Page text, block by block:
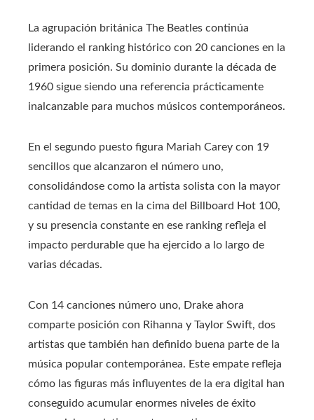
La agrupación británica The Beatles continúa
liderando el ranking histórico con 20 canciones en la
primera posición. Su dominio durante la década de
1960 sigue siendo una referencia prácticamente
inalcanzable para muchos músicos contemporáneos.
En el segundo puesto figura Mariah Carey con 19
sencillos que alcanzaron el número uno,
consolidándose como la artista solista con la mayor
cantidad de temas en la cima del Billboard Hot 100,
y su presencia constante en ese ranking refleja el
impacto perdurable que ha ejercido a lo largo de
varias décadas.
Con 14 canciones número uno, Drake ahora
comparte posición con Rihanna y Taylor Swift, dos
artistas que también han definido buena parte de la
música popular contemporánea. Este empate refleja
cómo las figuras más influyentes de la era digital han
conseguido acumular enormes niveles de éxito